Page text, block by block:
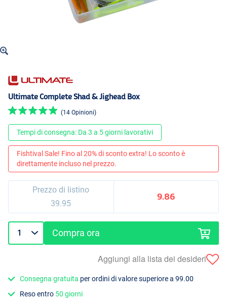
Ultimate Complete Shad & Jighead Box
(14 Opinioni)
Tempi di consegna: Da 3 a 5 giorni lavorativi
Fishtival Sale! Fino al 20% di sconto extra! Lo sconto è
direttamente incluso nel prezzo.
Prezzo di listino
39.95
9.86
Compra ora
Aggiungi alla lista dei desideri
Consegna gratuita per ordini di valore superiore a 99.00
Reso entro 50 giorni